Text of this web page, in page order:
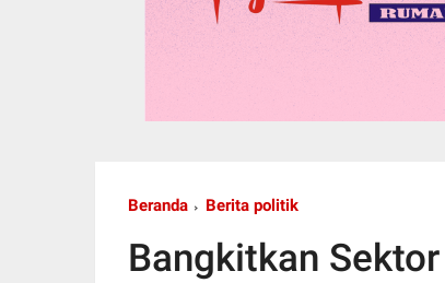
Beranda Berita politik
Bangkitkan